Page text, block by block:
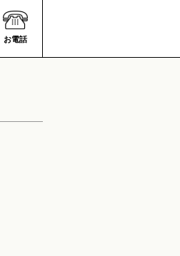
お電話